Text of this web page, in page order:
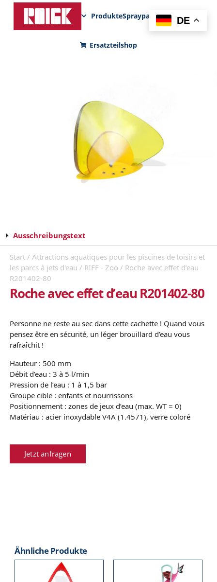
ProdukteSprayparksFunPadNews
Ersatzteilshop
Ausschreibungstext
Start / Attractions aquatiques pour les piscines de loisirs et
les parcs à jets d'eau / RIFF - Zoo / Roche avec effet d’eau
R201402-80
Roche avec effet d’eau R201402-80
Personne ne reste au sec dans cette cachette ! Quand vous
pensez être en sécurité, un léger brouillard d’eau vous
rafraîchit !
Hauteur : 500 mm
Débit d’eau : 3 à 5 l/min
Pression de l’eau : 1 à 1,5 bar
Groupe cible : enfants et nourrissons
Positionnement : zones de jeux d’eau (max. WT = 0)
Matériau : acier inoxydable V4A (1.4571), verre coloré
Jetzt anfragen
Ähnliche Produkte
DE